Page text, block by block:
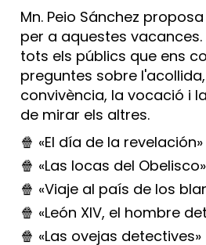
Mn. Peio Sánchez
per a aquestes
tots els públics que ens
preguntes sobre
convivència, la vocació i
de mirar els altres.
🍿 «El día de la revelación»
🍿 «Las locas del Obelisco»
🍿 «Viaje al país de los
🍿 «León XIV, el hombre
🍿 «Las ovejas detectives»